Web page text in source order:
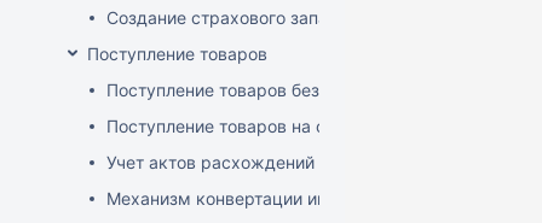
Создание страхового запаса
Поступление товаров
Поступление товаров без заказа
Поступление товаров на основе заказа
Учет актов расхождений при поступлении товаров
Механизм конвертации инвойсов из иностранной